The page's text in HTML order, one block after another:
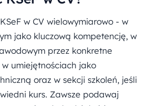
w CV wielowymiarowo - w
jako kluczową kompetencję, w
przez konkretne
umiejętnościach jako
oraz w sekcji szkoleń, jeśli
kurs. Zawsze podawaj